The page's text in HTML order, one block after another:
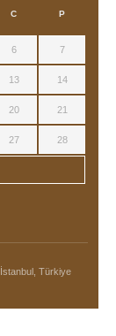
C P
6 7
13 14
20 21
27 28
İstanbul, Türkiye